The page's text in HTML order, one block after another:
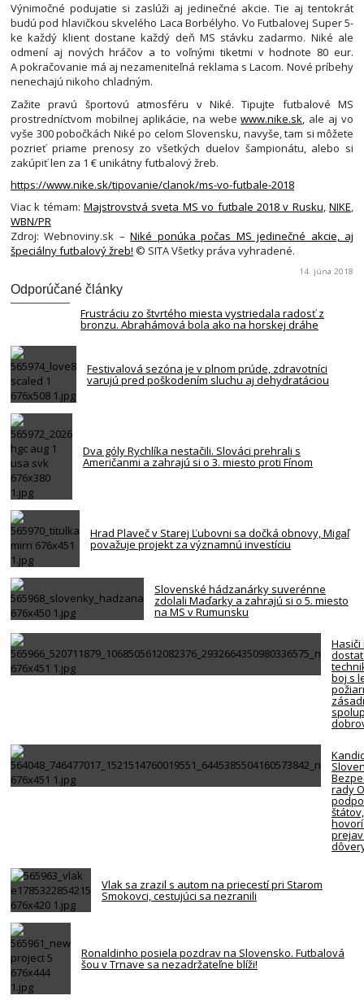
Výnimočné podujatie si zaslúži aj jedinečné akcie. Tie aj tentokrát
budú pod hlavičkou skvelého Laca Borbélyho. Vo Futbalovej Super 5-
ke každý klient dostane každý deň MS stávku zadarmo. Niké ale
odmení aj nových hráčov a to voľnými tiketmi v hodnote 80 eur.
A pokračovanie má aj nezameniteľná reklama s Lacom. Nové príbehy
nenechajú nikoho chladným.
Zažite pravú športovú atmosféru v Niké. Tipujte futbalové MS
prostredníctvom mobilnej aplikácie, na webewww.nike.sk, ale aj vo
vyše 300 pobočkách Niké po celom Slovensku, navyše, tam si môžete
pozrieť priame prenosy zo všetkých duelov šampionátu, alebo si
zakúpiť len za 1 € unikátny futbalový žreb.
https://www.nike.sk/tipovanie/clanok/ms-vo-futbale-2018
Viac k témam:Majstrovstvá sveta MS vo futbale 2018 v Rusku,NIKE,
WBN/PR
Zdroj: Webnoviny.sk –Niké ponúka počas MS jedinečné akcie, aj
špeciálny futbalový žreb! © SITA Všetky práva vyhradené.
14. júna 2018
Odporúčané články
Frustráciu zo štvrtého miesta vystriedala radosť z
bronzu. Abrahámová bola ako na horskej dráhe
Festivalová sezóna je v plnom prúde, zdravotníci
varujú pred poškodením sluchu aj dehydratáciou
Dva góly Rychlíka nestačili. Slováci prehrali s
Američanmi a zahrajú si o 3. miesto proti Fínom
Hrad Plaveč v Starej Ľubovni sa dočká obnovy, Migaľ
považuje projekt za významnú investíciu
Slovenské hádzanárky suverénne
zdolali Maďarky a zahrajú si o 5. miesto
na MS v Rumunsku
Hasiči
boj s
rady
Vlak sa zrazil s autom na priecestí pri Starom
Smokovci, cestujúci sa nezranili
Ronaldinho posiela pozdrav na Slovensko. Futbalová
šou v Trnave sa nezadržateľne blíži!